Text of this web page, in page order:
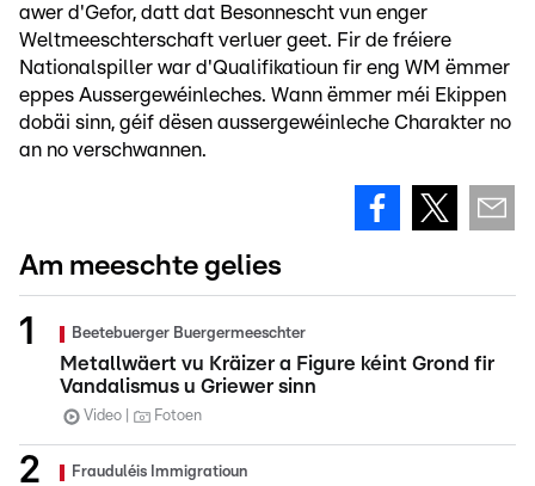
awer d'Gefor, datt dat Besonnescht vun enger
Weltmeeschterschaft verluer geet. Fir de fréiere
Nationalspiller war d'Qualifikatioun fir eng WM ëmmer
eppes Aussergewéinleches. Wann ëmmer méi Ekippen
dobäi sinn, géif dësen aussergewéinleche Charakter no
an no verschwannen.
Am meeschte gelies
Beetebuerger Buergermeeschter
Metallwäert vu Kräizer a Figure kéint Grond fir
Vandalismus u Griewer sinn
Video Fotoen
Frauduléis Immigratioun